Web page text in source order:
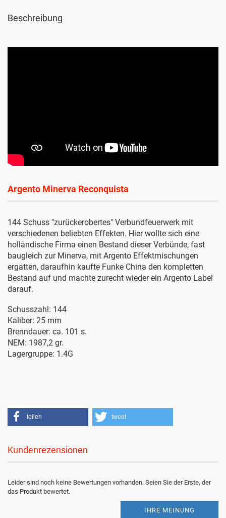
Beschreibung
Argento Minerva Reconquista
144 Schuss "zurückerobertes" Verbundfeuerwerk mit
verschiedenen beliebten Effekten. Hier wollte sich eine
holländische Firma einen Bestand dieser Verbünde, fast
baugleich zur Minerva, mit Argento Effektmischungen
ergatten, daraufhin kaufte Funke China den kompletten
Bestand auf und machte zurecht wieder ein Argento Label
darauf.
Schusszahl: 144
Kaliber: 25 mm
Brenndauer: ca. 101 s.
NEM: 1987,2 gr.
Lagergruppe: 1.4G
teilen tweet
Kundenrezensionen
Leider sind noch keine Bewertungen vorhanden. Seien Sie der Erste, der
das Produkt bewertet.
IHRE MEINUNG